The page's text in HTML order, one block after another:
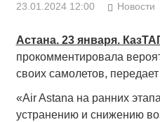
23.01.2024 12:00 Новости
Астана. 23 января.
прокомментировала
своих самолетов,
«Air Astana на ранних
устранению и снижению